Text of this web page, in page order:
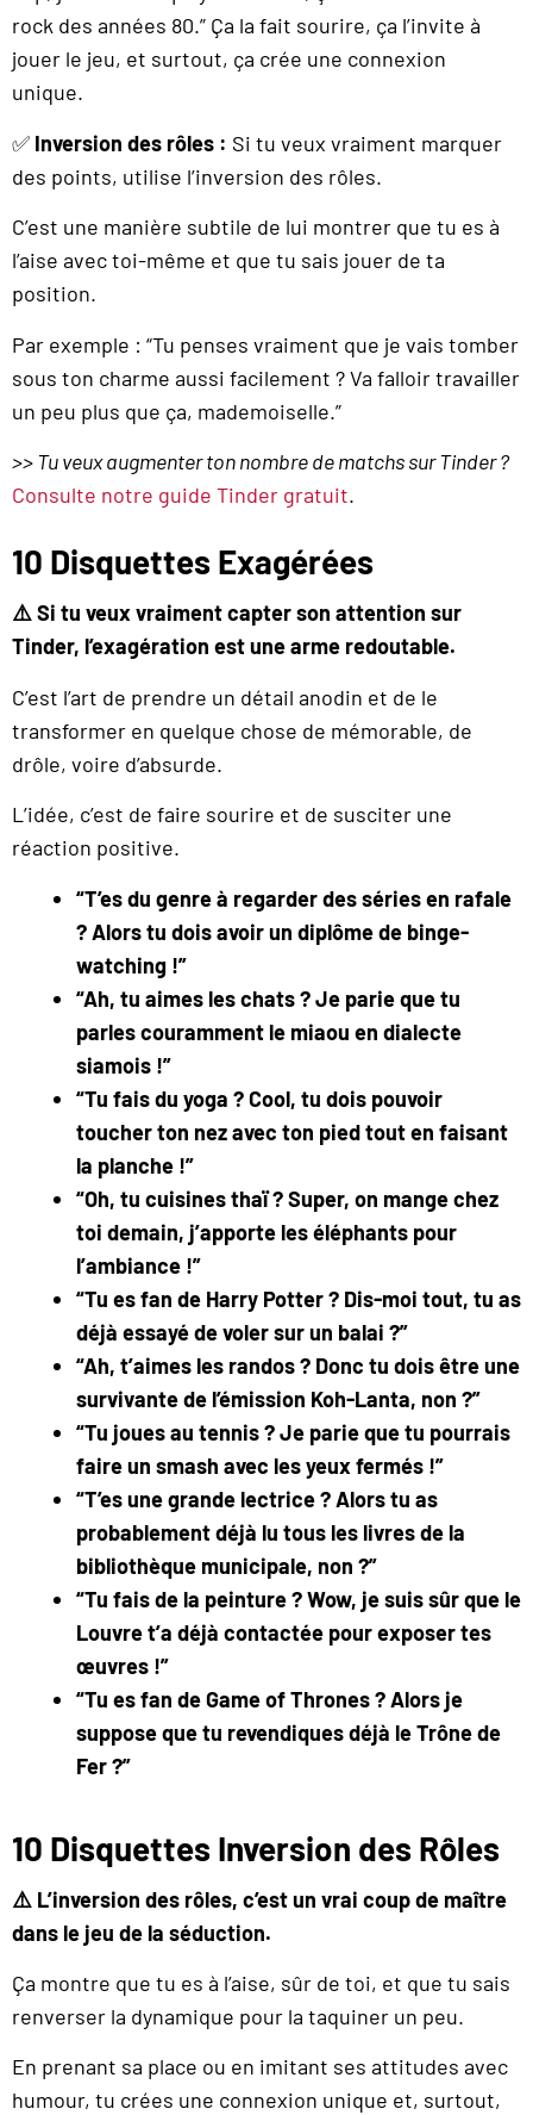
rock des années 80.” Ça la fait sourire, ça l’invite à
jouer le jeu, et surtout, ça crée une connexion
unique.
✅ Inversion des rôles : Si tu veux vraiment marquer
des points, utilise l’inversion des rôles.
C’est une manière subtile de lui montrer que tu es à
l’aise avec toi-même et que tu sais jouer de ta
position.
Par exemple : “Tu penses vraiment que je vais tomber
sous ton charme aussi facilement ? Va falloir travailler
un peu plus que ça, mademoiselle.”
>> Tu veux augmenter ton nombre de matchs sur Tinder ?
Consulte notre guide Tinder gratuit.
10 Disquettes Exagérées
⚠️ Si tu veux vraiment capter son attention sur
Tinder, l’exagération est une arme redoutable.
C’est l’art de prendre un détail anodin et de le
transformer en quelque chose de mémorable, de
drôle, voire d’absurde.
L’idée, c’est de faire sourire et de susciter une
réaction positive.
“T’es du genre à regarder des séries en rafale
? Alors tu dois avoir un diplôme de binge-
watching !”
“Ah, tu aimes les chats ? Je parie que tu
parles couramment le miaou en dialecte
siamois !”
“Tu fais du yoga ? Cool, tu dois pouvoir
toucher ton nez avec ton pied tout en faisant
la planche !”
“Oh, tu cuisines thaï ? Super, on mange chez
toi demain, j’apporte les éléphants pour
l’ambiance !”
“Tu es fan de Harry Potter ? Dis-moi tout, tu as
déjà essayé de voler sur un balai ?”
“Ah, t’aimes les randos ? Donc tu dois être une
survivante de l’émission Koh-Lanta, non ?”
“Tu joues au tennis ? Je parie que tu pourrais
faire un smash avec les yeux fermés !”
“T’es une grande lectrice ? Alors tu as
probablement déjà lu tous les livres de la
bibliothèque municipale, non ?”
“Tu fais de la peinture ? Wow, je suis sûr que le
Louvre t’a déjà contactée pour exposer tes
œuvres !”
“Tu es fan de Game of Thrones ? Alors je
suppose que tu revendiques déjà le Trône de
Fer ?”
10 Disquettes Inversion des Rôles
⚠️ L’inversion des rôles, c’est un vrai coup de maître
dans le jeu de la séduction.
Ça montre que tu es à l’aise, sûr de toi, et que tu sais
renverser la dynamique pour la taquiner un peu.
En prenant sa place ou en imitant ses attitudes avec
humour, tu crées une connexion unique et, surtout,